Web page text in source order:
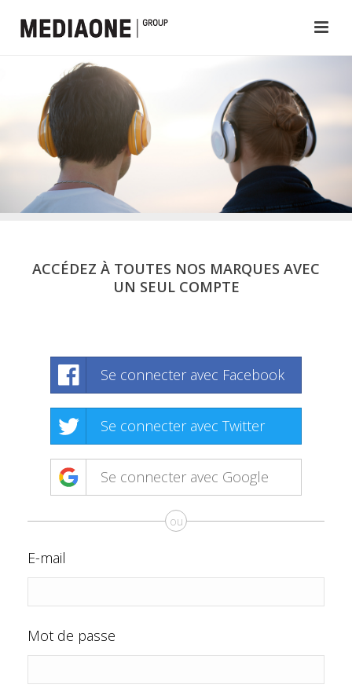
ACCÉDEZ À TOUTES NOS MARQUES AVEC
UN SEUL COMPTE
Se connecter avec Facebook
Se connecter avec Twitter
Se connecter avec Google
ou
E-mail
Mot de passe